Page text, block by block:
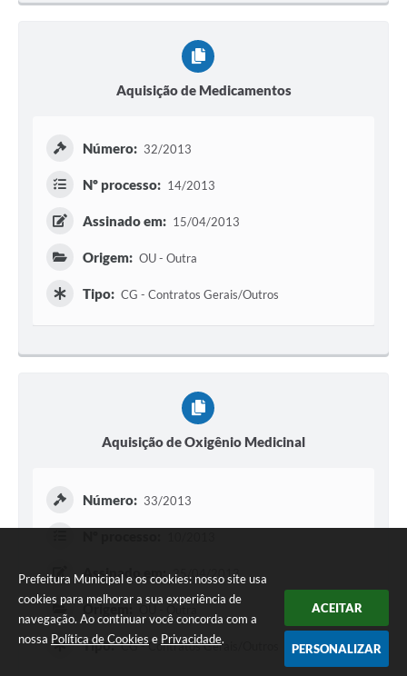
Prefeitura Municipal e os cookies: nosso site usa
cookies para melhorar a sua experiência de
navegação. Ao continuar você concorda com a
nossa Política de Cookies e Privacidade.
ACEITAR
PERSONALIZAR
Aquisição de Medicamentos
Número: 32/2013
Nº processo: 14/2013
Assinado em: 15/04/2013
Origem: OU - Outra
Tipo: CG - Contratos Gerais/Outros
Aquisição de Oxigênio Medicinal
Número: 33/2013
Assinado em: 25/04/2013
Origem: OU - Outra
Tipo: CG - Contratos Gerais/Outros